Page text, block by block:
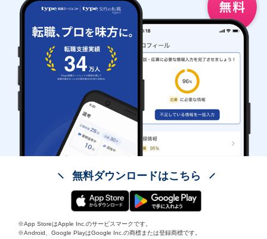
無料ダウンロードはこちら
※App StoreはApple Inc.のサービスマークです。
※Android、Google PlayはGoogle Inc.の商標または登録商標です。